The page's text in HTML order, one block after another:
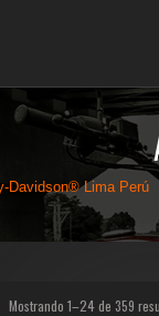
Davidson® Lima Perú
Mostrando 1–24 de 359